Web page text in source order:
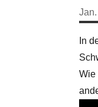
In
Wie
"Bürger für Wismar"